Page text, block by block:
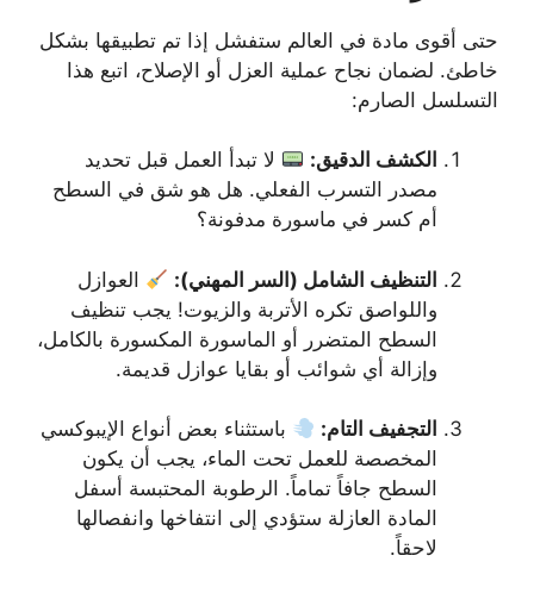
حتى أقوى مادة في العالم ستفشل إذا تم تطبيقها بشكل
خاطئ. لضمان نجاح عملية العزل أو الإصلاح، اتبع هذا
التسلسل الصارم:
الكشف الدقيق:
لا تبدأ العمل قبل تحديد
مصدر التسرب الفعلي. هل هو شق في السطح
أم كسر في ماسورة مدفونة؟
التنظيف الشامل (السر المهني):
العوازل
واللواصق تكره الأتربة والزيوت! يجب تنظيف
السطح المتضرر أو الماسورة المكسورة بالكامل،
وإزالة أي شوائب أو بقايا عوازل قديمة.
التجفيف التام:
باستثناء بعض أنواع الإيبوكسي
المخصصة للعمل تحت الماء، يجب أن يكون
السطح جافاً تماماً. الرطوبة المحتبسة أسفل
المادة العازلة ستؤدي إلى انتفاخها وانفصالها
لاحقاً.